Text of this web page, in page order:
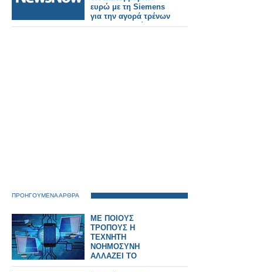
ευρώ με τη Siemens
για την αγορά τρένων
για τη Γερμανία.
ΠΡΟΗΓΟΥΜΕΝΑ ΑΡΘΡΑ
ΜΕ ΠΟΙΟΥΣ
ΤΡΟΠΟΥΣ Η
ΤΕΧΝΗΤΗ
ΝΟΗΜΟΣΥΝΗ
ΑΛΛΑΖΕΙ ΤΟ
ΤΡΑΠΕΖΙΚΟ ΣΥΣΤΗΜΑ